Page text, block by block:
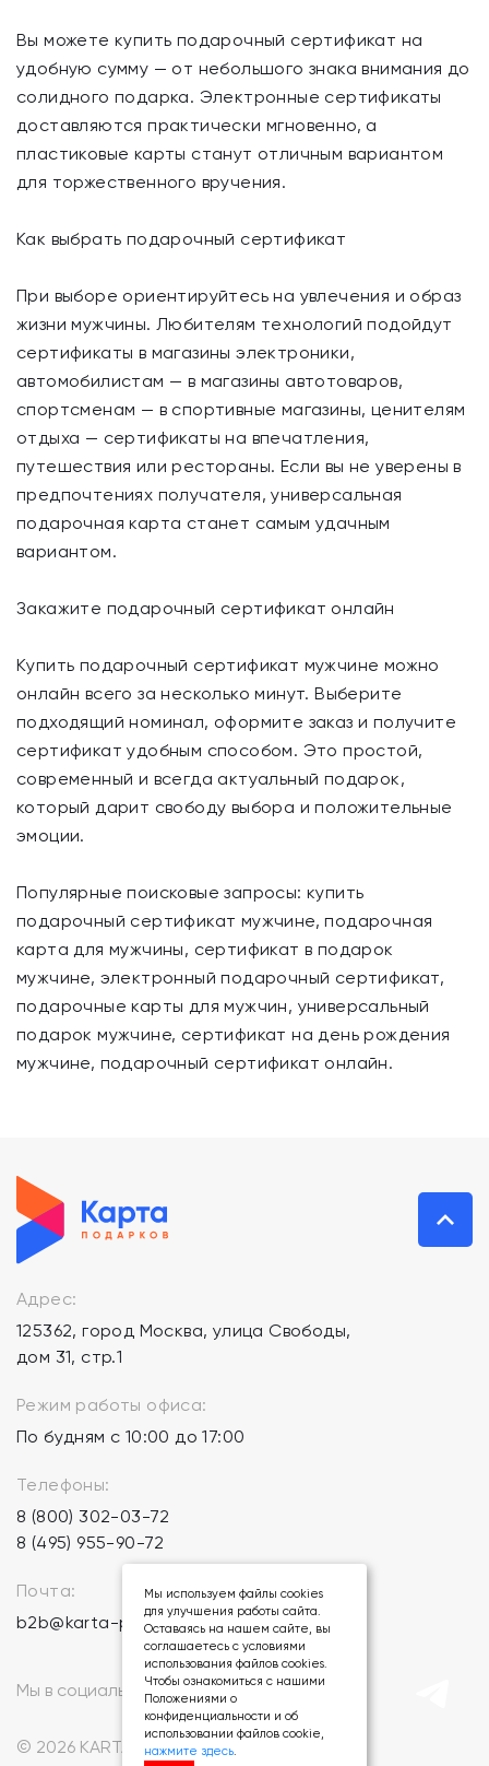
Вы можете купить подарочный сертификат на
удобную сумму — от небольшого знака внимания до
солидного подарка. Электронные сертификаты
доставляются практически мгновенно, а
пластиковые карты станут отличным вариантом
для торжественного вручения.
Как выбрать подарочный сертификат
При выборе ориентируйтесь на увлечения и образ
жизни мужчины. Любителям технологий подойдут
сертификаты в магазины электроники,
автомобилистам — в магазины автотоваров,
спортсменам — в спортивные магазины, ценителям
отдыха — сертификаты на впечатления,
путешествия или рестораны. Если вы не уверены в
предпочтениях получателя, универсальная
подарочная карта станет самым удачным
вариантом.
Закажите подарочный сертификат онлайн
Купить подарочный сертификат мужчине можно
онлайн всего за несколько минут. Выберите
подходящий номинал, оформите заказ и получите
сертификат удобным способом. Это простой,
современный и всегда актуальный подарок,
который дарит свободу выбора и положительные
эмоции.
Популярные поисковые запросы: купить
подарочный сертификат мужчине, подарочная
карта для мужчины, сертификат в подарок
мужчине, электронный подарочный сертификат,
подарочные карты для мужчин, универсальный
подарок мужчине, сертификат на день рождения
мужчине, подарочный сертификат онлайн.
Адрес:
125362, город Москва, улица Свободы,
дом 31, стр.1
Режим работы офиса:
По будням с 10:00 до 17:00
Телефоны:
8 (800) 302-03-72
8 (495) 955-90-72
Почта:
b2b@karta-podarkov.ru
© 2026 KARTA-PODARKOV.RU.
Мы в социальных сетях:
Мы используем файлы cookies
для улучшения работы сайта.
Оставаясь на нашем сайте, вы
соглашаетесь с условиями
использования файлов cookies.
Чтобы ознакомиться с нашими
Положениями о
конфиденциальности и об
использовании файлов cookie,
нажмите здесь.